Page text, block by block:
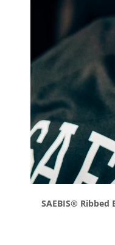
SAEBIS® Ribbed